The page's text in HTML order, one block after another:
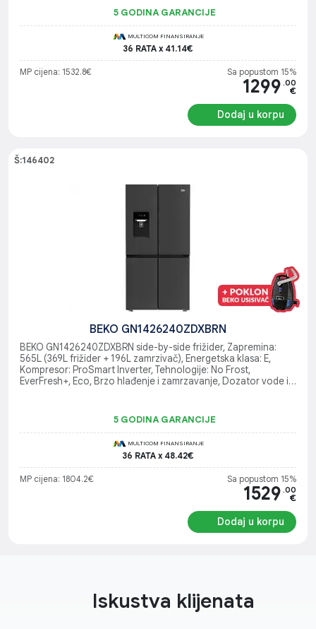
5 GODINA GARANCIJE
MULTICOM FINANSIRANJE
36 RATA x 41.14€
MP cijena: 1532.8€ Sa popustom 15%
1299 .00
€
Dodaj u korpu
Š:146402
BEKO GN1426240ZDXBRN
BEKO GN1426240ZDXBRN side-by-side frižider, Zapremina:
565L (369L frižider + 196L zamrzivač), Energetska klasa: E,
Kompresor: ProSmart Inverter, Tehnologije: No Frost,
EverFresh+, Eco, Brzo hlađenje i zamrzavanje, Dozator vode i
5 GODINA GARANCIJE
MULTICOM FINANSIRANJE
36 RATA x 48.42€
MP cijena: 1804.2€ Sa popustom 15%
1529 .00
€
Dodaj u korpu
Iskustva klijenata